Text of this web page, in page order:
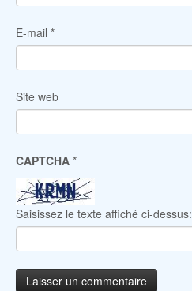
E-mail *
Site web
CAPTCHA *
Saisissez le texte affiché ci-dessus: